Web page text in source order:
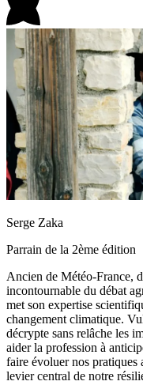
Serge Zaka
Parrain de la 2ème édition
Ancien de Météo-France,
incontournable du débat
met son expertise
changement climatique.
décrypte sans relâche les
aider la profession à
faire évoluer nos pratiques
levier central de notre